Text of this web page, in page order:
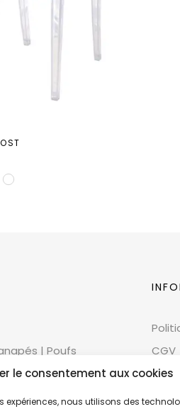
le consentement aux cookies
expériences, nous utilisons des
| Poufs
CGV
CGU